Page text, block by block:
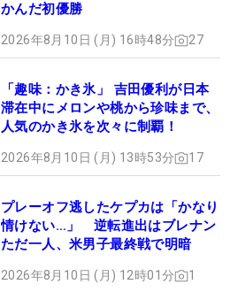
かんだ初優勝
2026年8月10日 (月) 16時48分 27
「趣味：かき氷」 吉田優利が日本
滞在中にメロンや桃から珍味まで、
人気のかき氷を次々に制覇！
2026年8月10日 (月) 13時53分 17
プレーオフ逃したケプカは「かなり
情けない…」 逆転進出はブレナン
ただ一人、米男子最終戦で明暗
2026年8月10日 (月) 12時01分 1